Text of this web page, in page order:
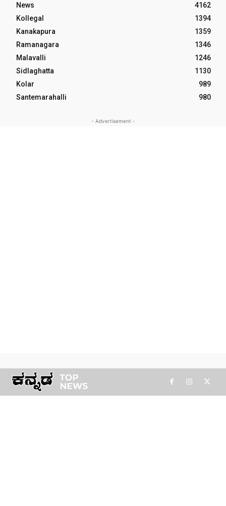
News
4162
Kollegal
1394
Kanakapura
1359
Ramanagara
1346
Malavalli
1246
Sidlaghatta
1130
Kolar
989
Santemarahalli
980
- Advertisement -